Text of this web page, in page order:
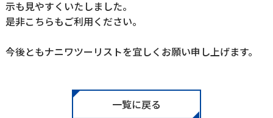
示も見やすくいたしました。
是非こちらもご利用ください。
今後ともナニワツーリストを宜しくお願い申し上げます。
一覧に戻る